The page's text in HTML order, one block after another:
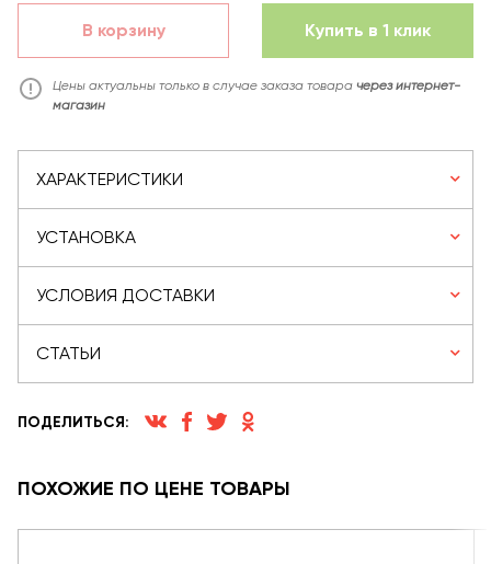
В корзину Купить в 1 клик
Цены актуальны только в случае заказа товара через интернет-
магазин
ХАРАКТЕРИСТИКИ
УСТАНОВКА
УСЛОВИЯ ДОСТАВКИ
СТАТЬИ
ПОДЕЛИТЬСЯ:
ПОХОЖИЕ ПО ЦЕНЕ ТОВАРЫ